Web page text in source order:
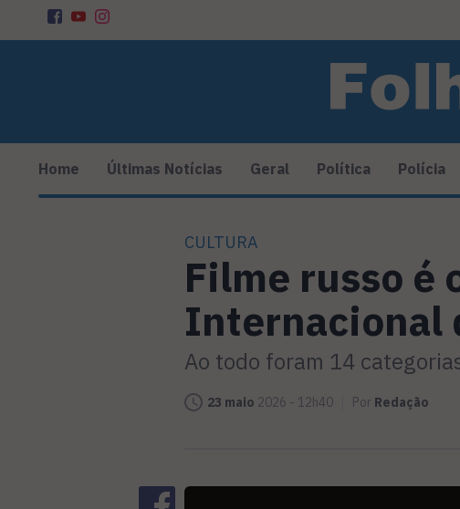
Home Últimas Notícias Geral Política Polícia
CULTURA
Filme russo é
Internacional
Ao todo foram 14
23 maio 2026 - 12h40 Por Redação